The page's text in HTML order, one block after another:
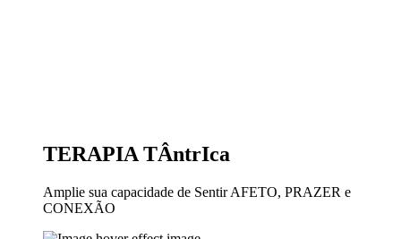
TERAPIA TÂntrIca
Amplie sua capacidade de Sentir AFETO, PRAZER e
CONEXÃO